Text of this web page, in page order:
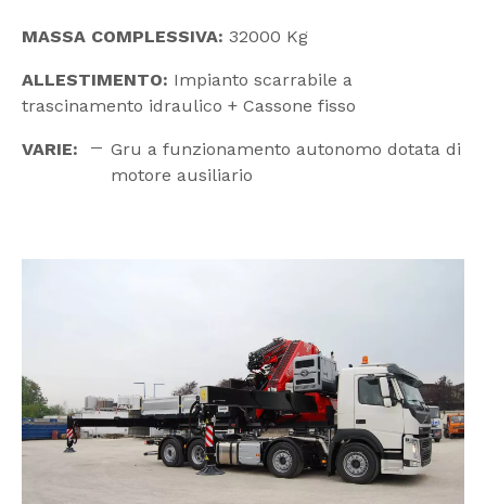
MASSA COMPLESSIVA: 32000 Kg
ALLESTIMENTO: Impianto scarrabile a
trascinamento idraulico + Cassone fisso
VARIE:
Gru a funzionamento autonomo dotata di
motore ausiliario